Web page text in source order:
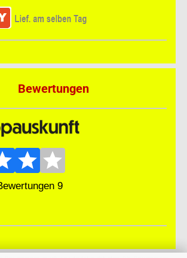
Bewertungen